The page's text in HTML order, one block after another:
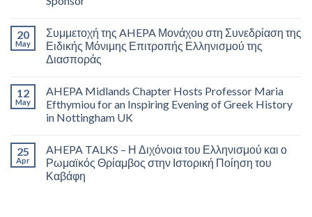
20
May
Συμμετοχή της AHEPA Μονάχου στη Συνεδρίαση της
Ειδικής Μόνιμης Επιτροπής Ελληνισμού της
Διασποράς
12
May
AHEPA Midlands Chapter Hosts Professor Maria
Efthymiou for an Inspiring Evening of Greek History
in Nottingham UK
25
Apr
AHEPA TALKS – Η Διχόνοια του Ελληνισμού και ο
Ρωμαϊκός Θρίαμβος στην Ιστορική Ποίηση του
Καβάφη